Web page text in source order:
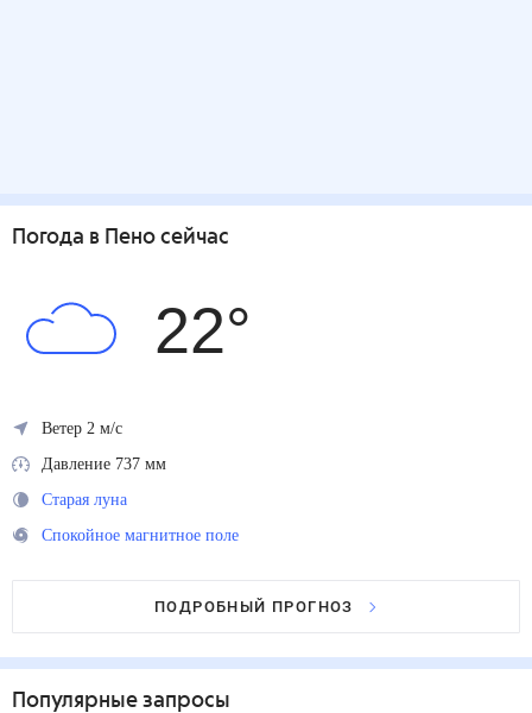
Погода в Пено сейчас
22°
Ветер 2 м/с
Давление 737 мм
Старая луна
Спокойное магнитное поле
ПОДРОБНЫЙ ПРОГНОЗ
Популярные запросы